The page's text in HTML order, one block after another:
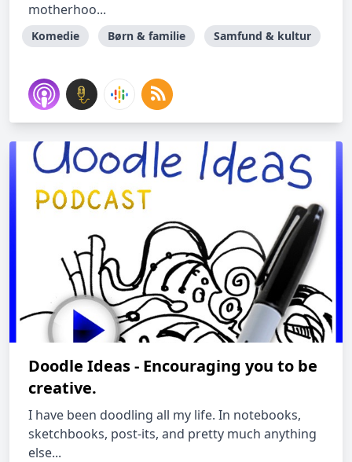
motherhoo...
Komedie Børn & familie Samfund & kultur
Doodle Ideas - Encouraging you to be
creative.
I have been doodling all my life. In notebooks,
sketchbooks, post-its, and pretty much anything
else...